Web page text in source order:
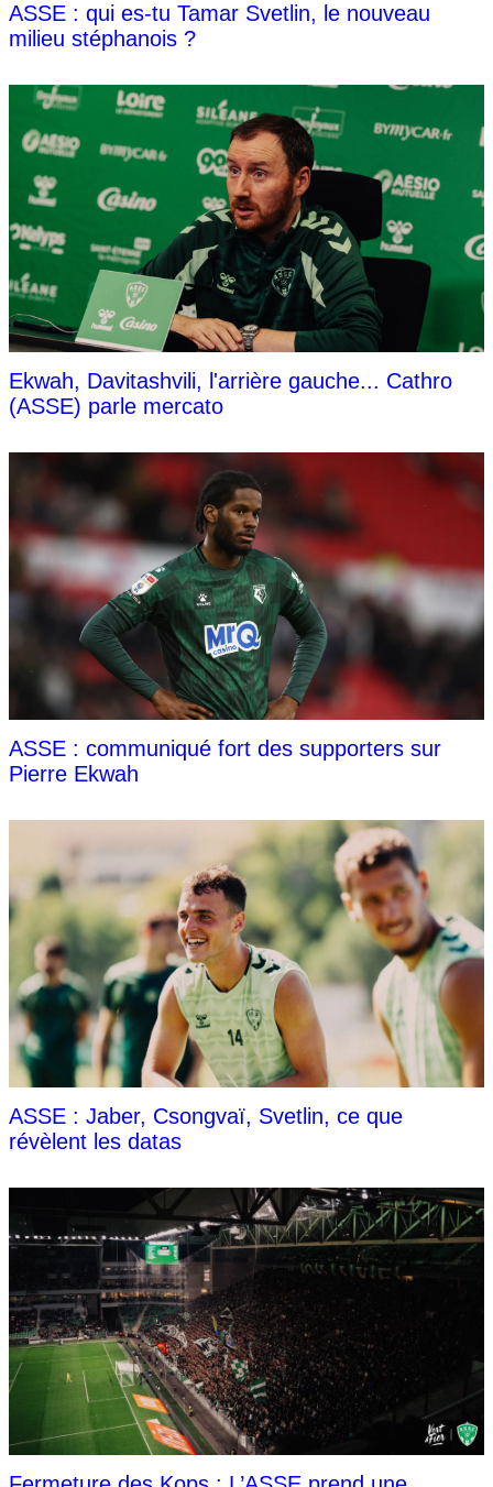
ASSE : qui es-tu Tamar Svetlin, le nouveau
milieu stéphanois ?
Ekwah, Davitashvili, l'arrière gauche... Cathro
(ASSE) parle mercato
ASSE : communiqué fort des supporters sur
Pierre Ekwah
ASSE : Jaber, Csongvaï, Svetlin, ce que
révèlent les datas